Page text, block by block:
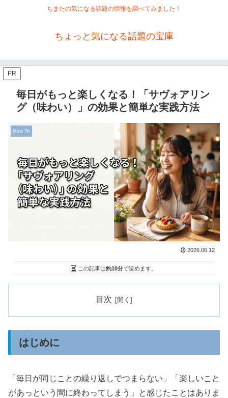
ちまたの気になる話題の情報を調べてみました！
ちょっと気になる話題の宝庫
PR
毎日がもっと楽しくなる！「サヴォアリン
グ（味わい）」の効果と簡単な実践方法
How To
2026.06.12
この記事は約10分で読めます。
目次
はじめに
「毎日が同じことの繰り返しでつまらない」「楽しいこと
があっという間に終わってしまう」と感じたことはありま